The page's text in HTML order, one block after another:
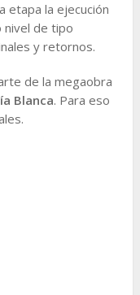
etapa la ejecución
nivel de tipo
y retornos.
de la megaobra
Blanca. Para eso